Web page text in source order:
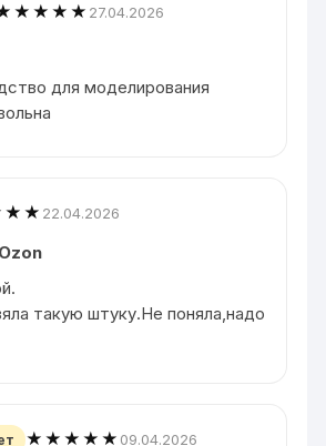
27.04.2026
для моделирования
22.04.2026
такую штуку.Не поняла,надо
★★★★★ 09.04.2026